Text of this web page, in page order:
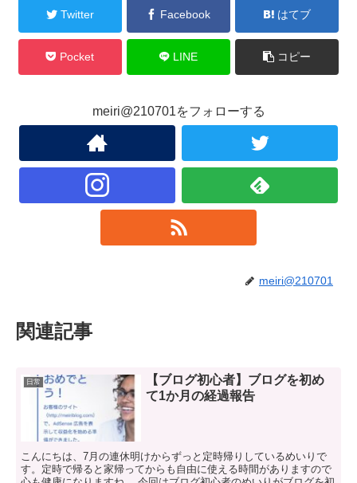
Twitter Facebook はてブ
Pocket LINE コピー
meiri@210701をフォローする
meiri@210701
関連記事
日常
【ブログ初心者】ブログを初め
て1か月の経過報告
こんにちは、7月の連休明けからずっと定時帰りしているめいりで
す。定時で帰ると家帰ってからも自由に使える時間がありますので